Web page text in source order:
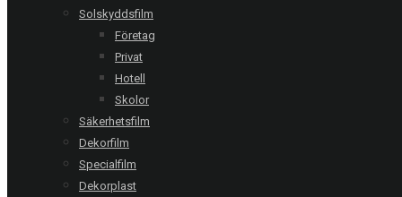
Solskyddsfilm
Företag
Privat
Hotell
Skolor
Säkerhetsfilm
Dekorfilm
Specialfilm
Dekorplast
Relaterade referenser
Helsingborg | Eiffage Infra-Nordic
Dekorfilm Mat Acid-X